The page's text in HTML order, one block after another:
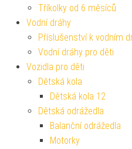
Tříkolky od 6 měsíců
Vodní dráhy
Příslušenství k vodním
Vodní dráhy pro děti
Vozidla pro děti
Dětská kola
Dětská kola 12
Dětská odrážedla
Balanční odrážedla
Motorky